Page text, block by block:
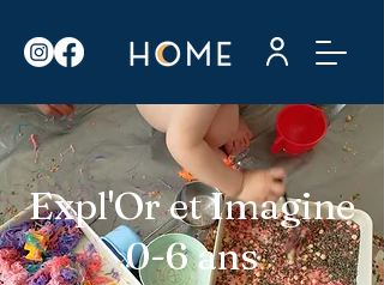
Expl'Or et Imagine
0-6 ans